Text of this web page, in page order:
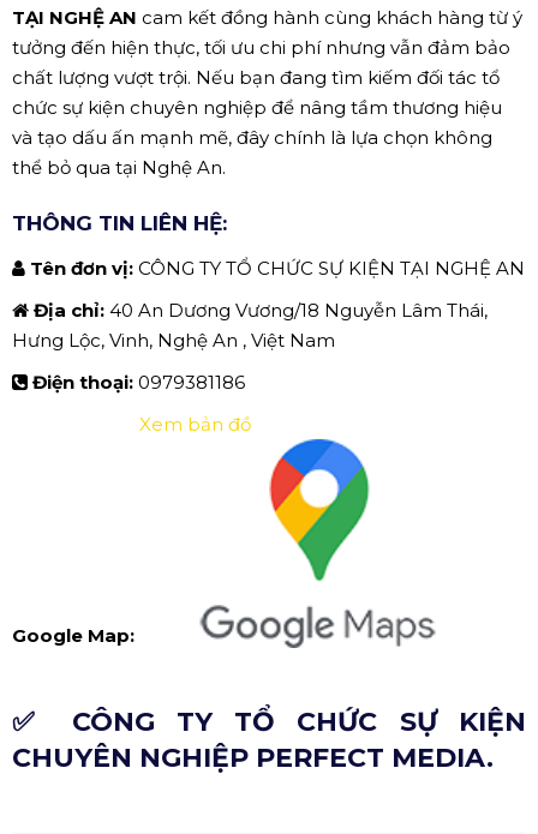
TẠI NGHỆ AN cam kết đồng hành cùng khách hàng từ ý
tưởng đến hiện thực, tối ưu chi phí nhưng vẫn đảm bảo
chất lượng vượt trội. Nếu bạn đang tìm kiếm đối tác tổ
chức sự kiện chuyên nghiệp để nâng tầm thương hiệu
và tạo dấu ấn mạnh mẽ, đây chính là lựa chọn không
thể bỏ qua tại Nghệ An.
THÔNG TIN LIÊN HỆ:
Tên đơn vị: CÔNG TY TỔ CHỨC SỰ KIỆN TẠI NGHỆ AN
Địa chỉ: 40 An Dương Vương/18 Nguyễn Lâm Thái,
Hưng Lộc, Vinh, Nghệ An , Việt Nam
Điện thoại: 0979381186
Google Map:
Xem bản đồ
✅ CÔNG TY TỔ CHỨC SỰ KIỆN
CHUYÊN NGHIỆP PERFECT MEDIA.